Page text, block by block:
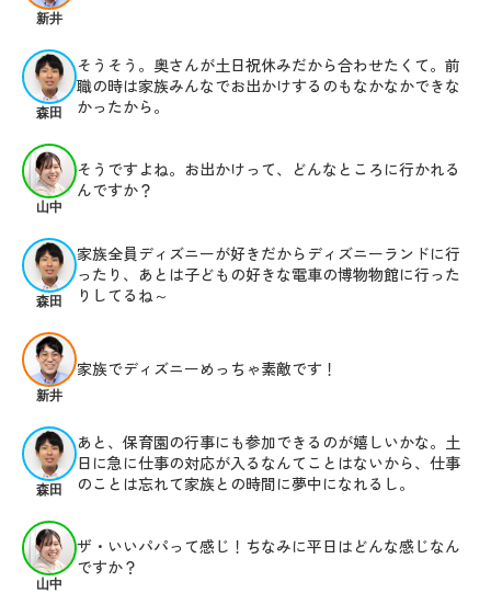
新井
森田
そうそう。奥さんが土日祝休みだから合わせたくて。前
職の時は家族みんなでお出かけするのもなかなかできな
かったから。
山中
そうですよね。お出かけって、どんなところに行かれる
んですか？
森田
家族全員ディズニーが好きだからディズニーランドに行
ったり、あとは子どもの好きな電車の博物物館に行った
りしてるね～
新井
家族でディズニーめっちゃ素敵です！
森田
あと、保育園の行事にも参加できるのが嬉しいかな。土
日に急に仕事の対応が入るなんてことはないから、仕事
のことは忘れて家族との時間に夢中になれるし。
山中
ザ・いいパパって感じ！ちなみに平日はどんな感じなん
ですか？